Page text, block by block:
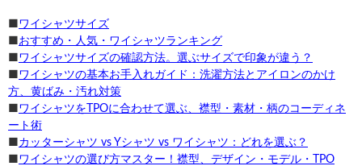
ワイシャツサイズ
おすすめ・人気・ワイシャツランキング
ワイシャツサイズの確認方法。選ぶサイズで印象が違う？
ワイシャツの基本お手入れガイド：洗濯方法とアイロンのかけ
方、黄ばみ・汚れ対策
ワイシャツをTPOに合わせて選ぶ、襟型・素材・柄のコーディネ
ート術
カッターシャツ vs Yシャツ vs ワイシャツ：どれを選ぶ？
ワイシャツの選び方マスター！襟型、デザイン・モデル・TPO